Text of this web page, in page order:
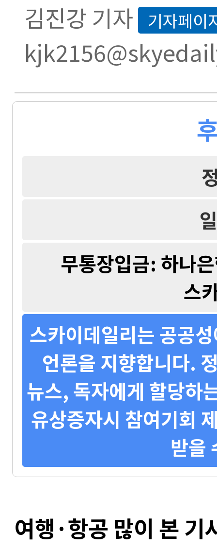
김진강 기자 기자페이
무통장입금: 하나
스
스카이데일리는 공공
언론을 지향합니다.
뉴스, 독자에게 할당하
유상증자시 참여기회
받을
여행·항공 많이 본 기